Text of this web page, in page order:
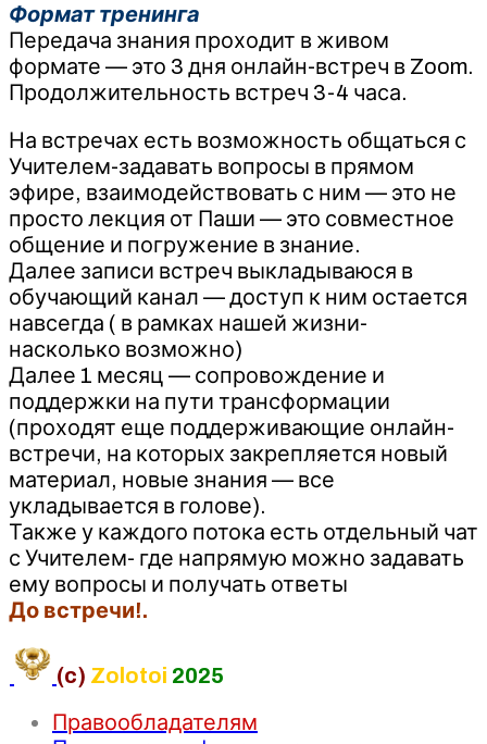
Формат тренинга
Передача знания проходит в живом
формате — это 3 дня онлайн-встреч в Zoom.
Продолжительность встреч 3-4 часа.
На встречах есть возможность общаться с
Учителем-задавать вопросы в прямом
эфире, взаимодействовать с ним — это не
просто лекция от Паши — это совместное
общение и погружение в знание.
Далее записи встреч выкладываюся в
обучающий канал — доступ к ним остается
навсегда ( в рамках нашей жизни-
насколько возможно)
Далее 1 месяц — сопровождение и
поддержки на пути трансформации
(проходят еще поддерживающие онлайн-
встречи, на которых закрепляется новый
материал, новые знания — все
укладывается в голове).
Также у каждого потока есть отдельный чат
с Учителем- где напрямую можно задавать
ему вопросы и получать ответы
До встречи!.
(c) Zolotoi 2025
Правообладателям